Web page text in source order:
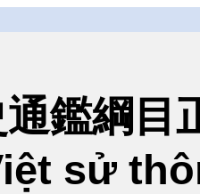
鑑綱目
sử